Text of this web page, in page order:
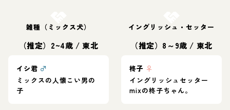
雑種（ミックス犬）
（推定）2~4歳 /東北
イシ君 ♂
ミックスの人懐こい男の
子
イングリッシュ・セッター
（推定）8～9歳 / 東北
柊子 ♀
イングリッシュセッター
mixの柊子ちゃん。